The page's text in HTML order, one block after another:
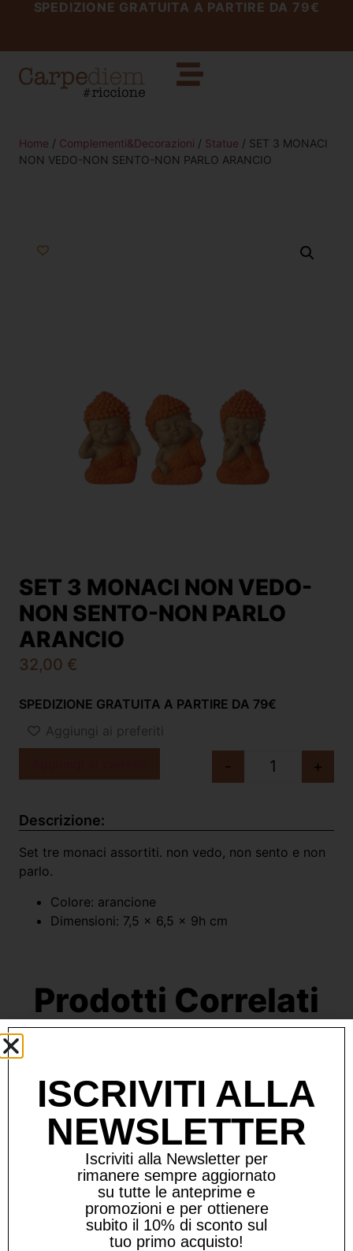
SPEDIZIONE GRATUITA A PARTIRE DA 79€
Home / Complementi&Decorazioni / Statue / SET 3 MONACI
NON VEDO-NON SENTO-NON PARLO ARANCIO
SET 3 MONACI NON VEDO-
NON SENTO-NON PARLO
ARANCIO
32,00 €
SPEDIZIONE GRATUITA A PARTIRE DA 79€
Aggiungi ai preferiti
- +
Descrizione:
Set tre monaci assortiti. non vedo, non sento e non
parlo.
Colore: arancione
Dimensioni: 7,5 x 6,5 x 9h cm
Prodotti Correlati
ISCRIVITI ALLA
NEWSLETTER
Iscriviti alla Newsletter per
rimanere sempre aggiornato
su tutte le anteprime e
promozioni e per ottienere
subito il 10% di sconto sul
tuo primo acquisto!